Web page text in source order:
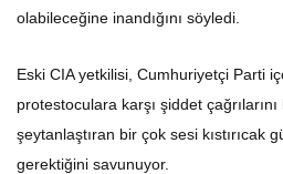
olabileceğine inandığını söyledi.
Eski CIA yetkilisi, Cumhuriyetçi Parti
protestoculara karşı şiddet
şeytanlaştıran bir çok sesi kıstırıcak
gerektiğini savunuyor.